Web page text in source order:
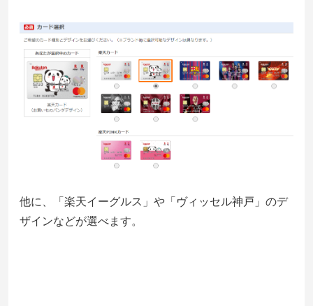
他に、「楽天イーグルス」や「ヴィッセル神戸」のデ
ザインなどが選べます。